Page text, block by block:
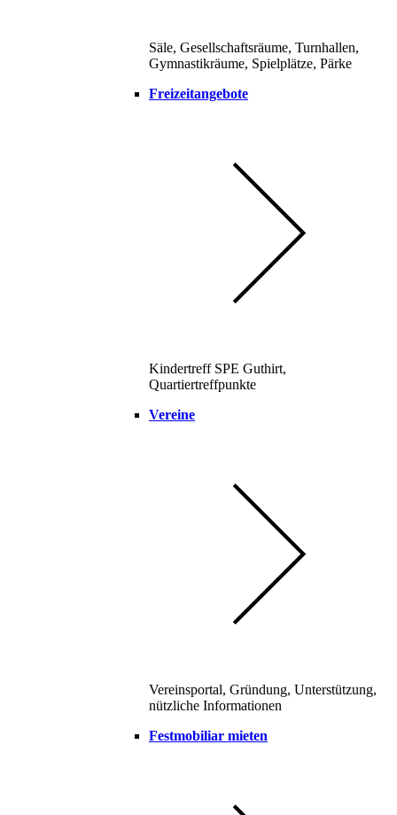
Säle, Gesellschaftsräume, Turnhallen,
Gymnastikräume, Spielplätze, Pärke
Freizeitangebote
Kindertreff SPE Guthirt,
Quartiertreffpunkte
Vereine
Vereinsportal, Gründung, Unterstützung,
nützliche Informationen
Festmobiliar mieten